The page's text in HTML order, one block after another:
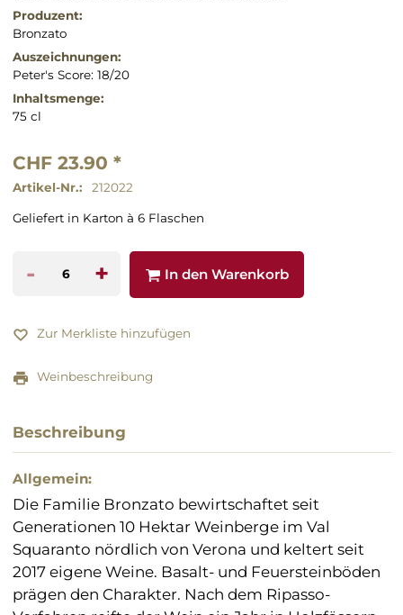
Produzent:
Bronzato
Auszeichnungen:
Peter's Score: 18/20
Inhaltsmenge:
75 cl
CHF 23.90 *
Artikel-Nr.: 212022
Geliefert in Karton à 6 Flaschen
- + In den Warenkorb
Zur Merkliste hinzufügen
Weinbeschreibung
Beschreibung
Allgemein:
Die Familie Bronzato bewirtschaftet seit
Generationen 10 Hektar Weinberge im Val
Squaranto nördlich von Verona und keltert seit
2017 eigene Weine. Basalt- und Feuersteinböden
prägen den Charakter. Nach dem Ripasso-